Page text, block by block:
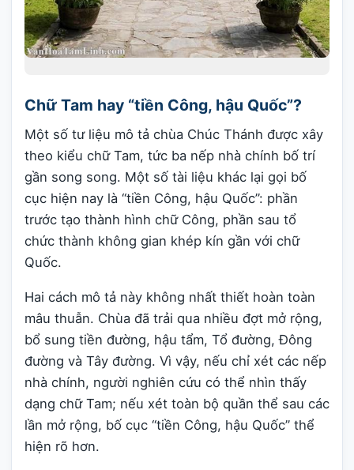
Chữ Tam hay “tiền Công, hậu Quốc”?
Một số tư liệu mô tả chùa Chúc Thánh được xây
theo kiểu chữ Tam, tức ba nếp nhà chính bố trí
gần song song. Một số tài liệu khác lại gọi bố
cục hiện nay là “tiền Công, hậu Quốc”: phần
trước tạo thành hình chữ Công, phần sau tổ
chức thành không gian khép kín gần với chữ
Quốc.
Hai cách mô tả này không nhất thiết hoàn toàn
mâu thuẫn. Chùa đã trải qua nhiều đợt mở rộng,
bổ sung tiền đường, hậu tẩm, Tổ đường, Đông
đường và Tây đường. Vì vậy, nếu chỉ xét các nếp
nhà chính, người nghiên cứu có thể nhìn thấy
dạng chữ Tam; nếu xét toàn bộ quần thể sau các
lần mở rộng, bố cục “tiền Công, hậu Quốc” thể
hiện rõ hơn.